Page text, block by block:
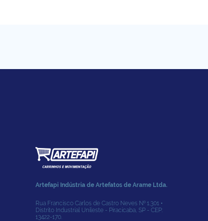
Artefapi Indústria de Artefatos de Arame Ltda.
Rua Francisco Carlos de Castro Neves № 1.301 •
Distrito Industrial Unileste - Piracicaba, SP - CEP:
13422-170.